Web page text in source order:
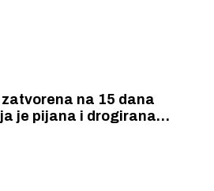
na 15 dana
je pijana i drogirana